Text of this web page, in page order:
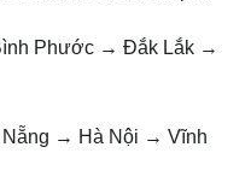
Phước → Đắk Lắk →
→ Hà Nội → Vĩnh